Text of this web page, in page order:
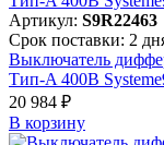
Артикул: S9R22463
Срок поставки: 2
Выключатель
Тип-A 400В
20 984 ₽
В корзинy